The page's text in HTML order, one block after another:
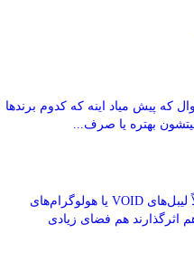
که پیش میاد اینه که کدوم برندها
بهتره یا صرف...
معمولاً لیبل‌های VOID یا هولوگرام‌های
اثرگذارند هم فضای زیادی